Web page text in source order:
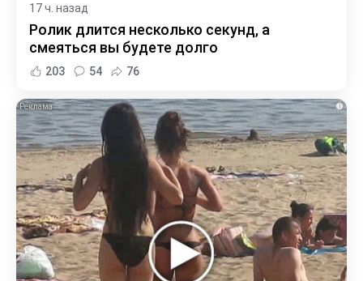
17 ч. назад
Ролик длится несколько секунд, а
смеяться вы будете долго
203 54 76
i